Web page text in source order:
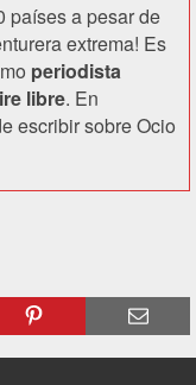
países a pesar de
extrema! Es
periodista
libre. En
escribir sobre Ocio